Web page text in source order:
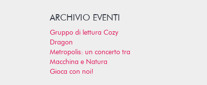
ARCHIVIO EVENTI
Gruppo di lettura Cozy
Dragon
Metropolis: un concerto tra
Macchina e Natura
Gioca con noi!